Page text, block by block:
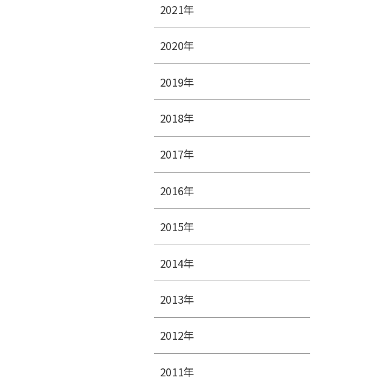
2021年
2020年
2019年
2018年
2017年
2016年
2015年
2014年
2013年
2012年
2011年